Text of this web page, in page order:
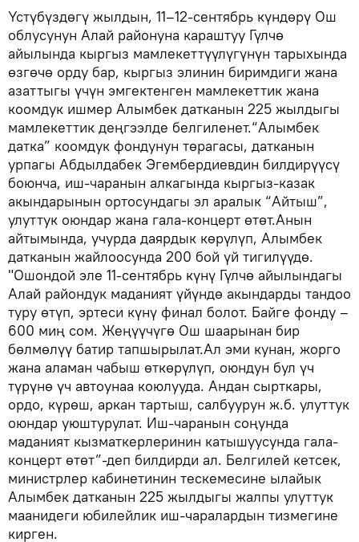
Үстүбүздөгү жылдын, 11–12-сентябрь күндөрү Ош
облусунун Алай районуна караштуу Гүлчө
айылында кыргыз мамлекеттүүлүгүнүн тарыхында
өзгөчө орду бар, кыргыз элинин биримдиги жана
азаттыгы үчүн эмгектенген мамлекеттик жана
коомдук ишмер Алымбек датканын 225 жылдыгы
мамлекеттик деңгээлде белгиленет.“Алымбек
датка” коомдук фондунун төрагасы, датканын
урпагы Абдылдабек Эгембердиевдин билдирүүсү
боюнча, иш-чаранын алкагында кыргыз-казак
акындарынын ортосундагы эл аралык “Айтыш”,
улуттук оюндар жана гала-концерт өтөт.Анын
айтымында, учурда даярдык көрүлүп, Алымбек
датканын жайлоосунда 200 бой үй тигилүүдө.
"Ошондой эле 11-сентябрь күнү Гүлчө айылындагы
Алай райондук маданият үйүндө акындарды тандоо
туру өтүп, эртеси күнү финал болот. Байге фонду –
600 миң сом. Жеңүүчүгө Ош шаарынан бир
бөлмөлүү батир тапшырылат.Ал эми кунан, жорго
жана аламан чабыш өткөрүлүп, оюндун бул үч
түрүнө үч автоунаа коюлууда. Андан сырткары,
ордо, күрөш, аркан тартыш, салбуурун ж.б. улуттук
оюндар уюштурулат. Иш-чаранын соңунда
маданият кызматкерлеринин катышуусунда гала-
концерт өтөт”-деп билдирди ал. Белгилей кетсек,
министрлер кабинетинин тескемесине ылайык
Алымбек датканын 225 жылдыгы жалпы улуттук
маанидеги юбилейлик иш-чаралардын тизмегине
кирген.